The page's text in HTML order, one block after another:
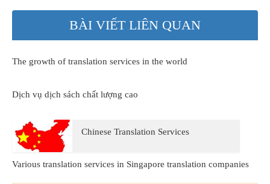
BÀI VIẾT LIÊN QUAN
The growth of translation services in the world
Dịch vụ dịch sách chất lượng cao
Chinese Translation Services
Various translation services in Singapore translation companies